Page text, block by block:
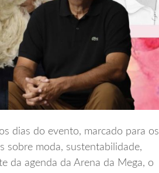
dias do evento, marcado para os
sobre moda, sustentabilidade,
da agenda da Arena da Mega, o